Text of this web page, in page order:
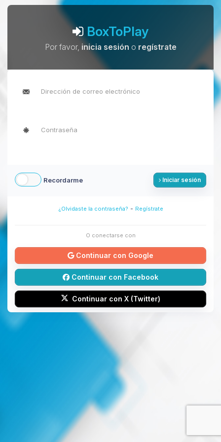
BoxToPlay
Por favor, inicia sesión o regístrate
Recordarme Iniciar sesión
¿Olvidaste la contraseña? - Regístrate
O conectarse con
Continuar con Google
Continuar con Facebook
Continuar con X (Twitter)